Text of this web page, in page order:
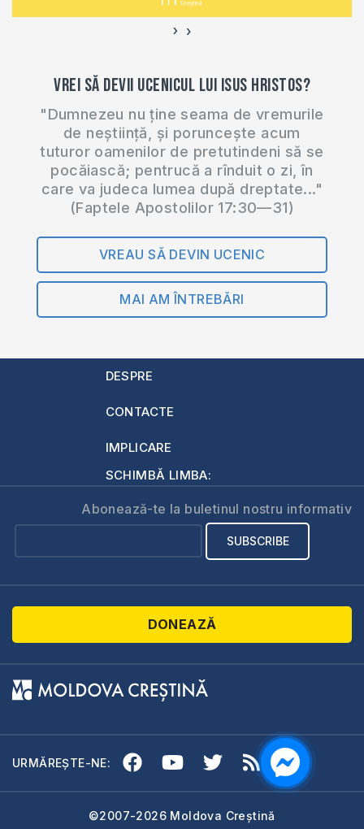
‹ ›
Vrei să devii ucenicul lui Isus Hristos?
"Dumnezeu nu ține seama de vremurile
de neștiință, și poruncește acum
tuturor oamenilor de pretutindeni să se
pocăiască; pentrucă a rînduit o zi, în
care va judeca lumea după dreptate..."
(Faptele Apostolilor 17:30—31)
VREAU SĂ DEVIN UCENIC
MAI AM ÎNTREBĂRI
DESPRE
CONTACTE
IMPLICARE
SCHIMBĂ LIMBA:
Abonează-te la buletinul nostru informativ
DONEAZĂ
URMĂREȘTE-NE:
©2007-2026 Moldova Creștină